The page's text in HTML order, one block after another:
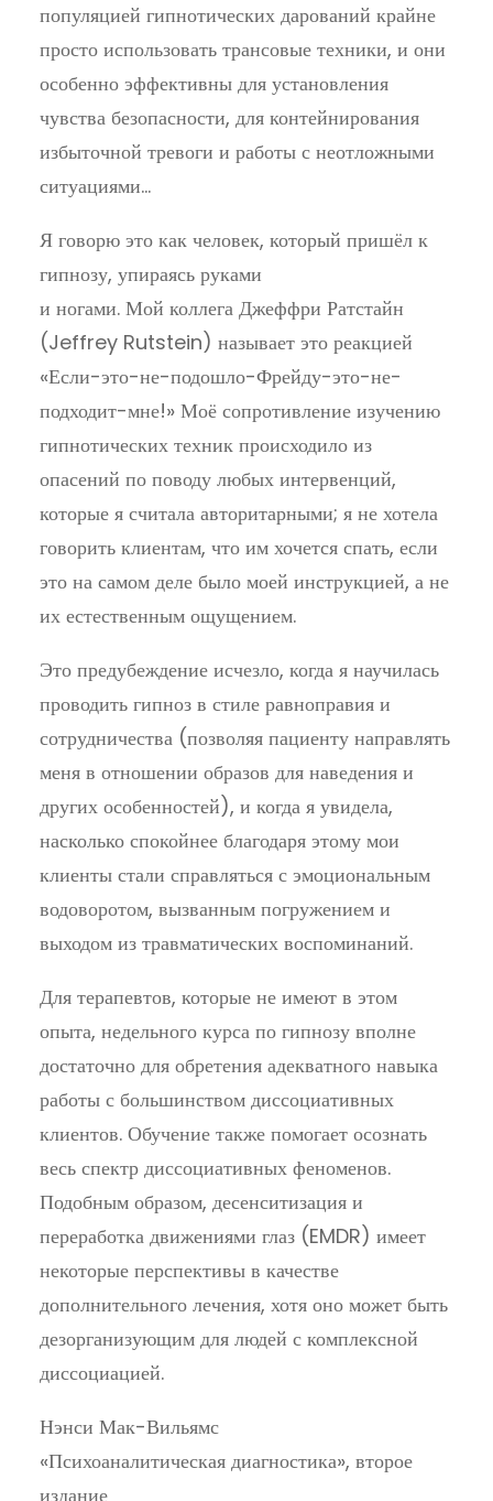
популяцией гипнотических дарований крайне
просто использовать трансовые техники, и они
особенно эффективны для установления
чувства безопасности, для контейнирования
избыточной тревоги и работы с неотложными
ситуациями…
Я говорю это как человек, который пришёл к
гипнозу, упираясь руками
и ногами. Мой коллега Джеффри Ратстайн
(Jeffrey Rutstein) называет это реакцией
«Если-это-не-подошло-Фрейду-это-не-
подходит-мне!» Моё сопротивление изучению
гипнотических техник происходило из
опасений по поводу любых интервенций,
которые я считала авторитарными; я не хотела
говорить клиентам, что им хочется спать, если
это на самом деле было моей инструкцией, а не
их естественным ощущением.
Это предубеждение исчезло, когда я научилась
проводить гипноз в стиле равноправия и
сотрудничества (позволяя пациенту направлять
меня в отношении образов для наведения и
других особенностей), и когда я увидела,
насколько спокойнее благодаря этому мои
клиенты стали справляться с эмоциональным
водоворотом, вызванным погружением и
выходом из травматических воспоминаний.
Для терапевтов, которые не имеют в этом
опыта, недельного курса по гипнозу вполне
достаточно для обретения адекватного навыка
работы с большинством диссоциативных
клиентов. Обучение также помогает осознать
весь спектр диссоциативных феноменов.
Подобным образом, десенситизация и
переработка движениями глаз (EMDR) имеет
некоторые перспективы в качестве
дополнительного лечения, хотя оно может быть
дезорганизующим для людей с комплексной
диссоциацией.
Нэнси Мак-Вильямс
«Психоаналитическая диагностика», второе
издание